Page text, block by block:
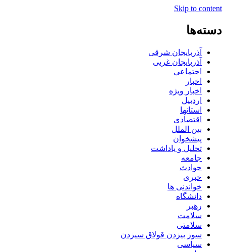
Skip to content
دسته‌ها
آذربایجان شرقی
آذربایجان غربی
اجتماعی
اخبار
اخبار ویژه
اردبیل
استانها
اقتصادی
بین الملل
پیشخوان
تحلیل و یاداشت
جامعه
حوادث
خبری
خواندنی ها
دانشگاه
رهبر
سلامت
سلامتی
سوز بیزدن قولاق سیزدن
سیاسی